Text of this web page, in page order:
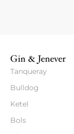
Gin & Jenever
Tanqueray
Bulldog
Ketel
Bols